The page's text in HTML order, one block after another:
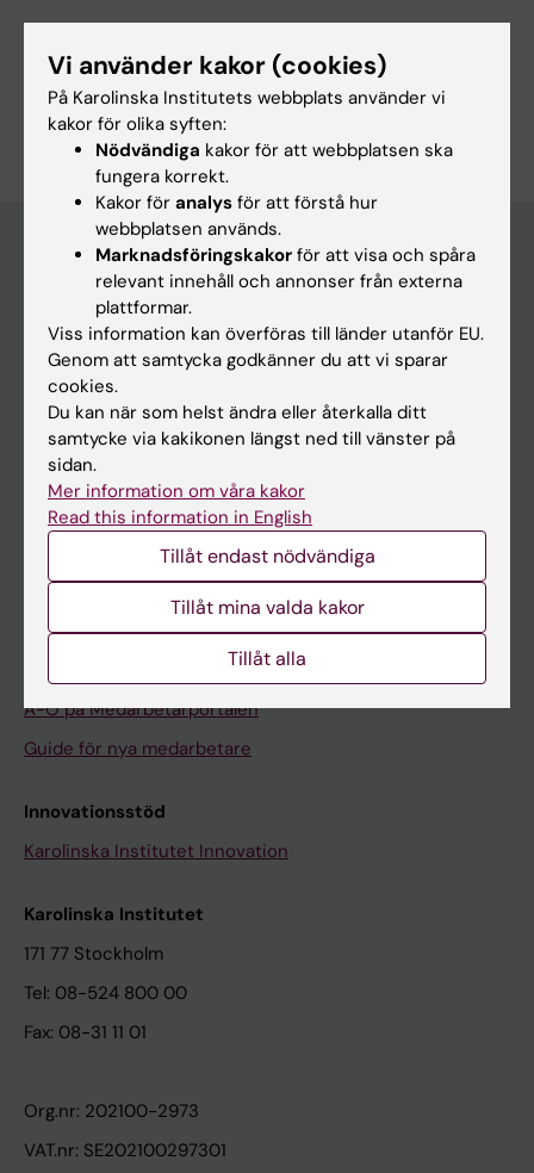
Din anställning
Stöd och verktyg
Utbildningsstöd
Forskarutbildning
Forskarstöd
Campus, hus och miljöer
Om Medarbetarportalen
Det här är Medarbetarportalen
A-Ö på Medarbetarportalen
Guide för nya medarbetare
Innovationsstöd
Karolinska Institutet Innovation
Karolinska Institutet
171 77 Stockholm
Tel: 08-524 800 00
Fax: 08-31 11 01
Org.nr: 202100-2973
VAT.nr: SE202100297301
Vi använder kakor (cookies)
På Karolinska Institutets webbplats använder vi
kakor för olika syften:
Nödvändiga kakor för att webbplatsen ska
fungera korrekt.
Kakor för analys för att förstå hur
webbplatsen används.
Marknadsföringskakor för att visa och spåra
relevant innehåll och annonser från externa
plattformar.
Viss information kan överföras till länder utanför EU.
Genom att samtycka godkänner du att vi sparar
cookies.
Du kan när som helst ändra eller återkalla ditt
samtycke via kakikonen längst ned till vänster på
sidan.
Mer information om våra kakor
Read this information in English
Tillåt endast nödvändiga
Tillåt mina valda kakor
Tillåt alla